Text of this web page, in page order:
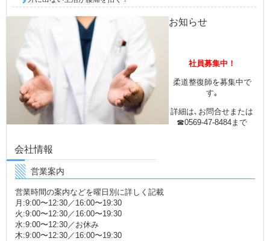
お知らせ
社員募集中！
柔道整復師を募集中で
す｡
詳細は､お問合せまたは
☎0569-47-8484まで
会社情報
営業案内
営業時間の案内などを曜日別に詳しく記載
月:9:00〜12:30／16:00〜19:30
火:9:00〜12:30／16:00〜19:30
水:9:00〜12:30／お休み
木:9:00〜12:30／16:00〜19:30